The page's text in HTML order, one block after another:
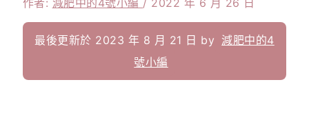
作者: 減肥中的4號小編 / 2022 年 6 月 26 日
最後更新於 2023 年 8 月 21 日 by 減肥中的4
號小編